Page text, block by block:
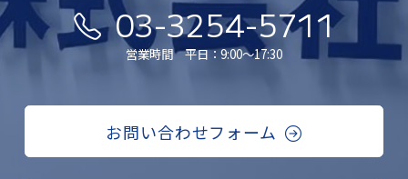
03-3254-5711
営業時間 平日：9:00〜17:30
お問い合わせフォーム